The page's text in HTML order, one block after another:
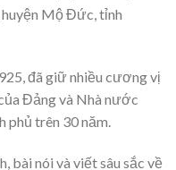
huyện Mộ Đức, tỉnh
đã giữ nhiều cương vị
Đảng và Nhà nước
phủ trên 30 năm.
bài nói và viết sâu sắc về